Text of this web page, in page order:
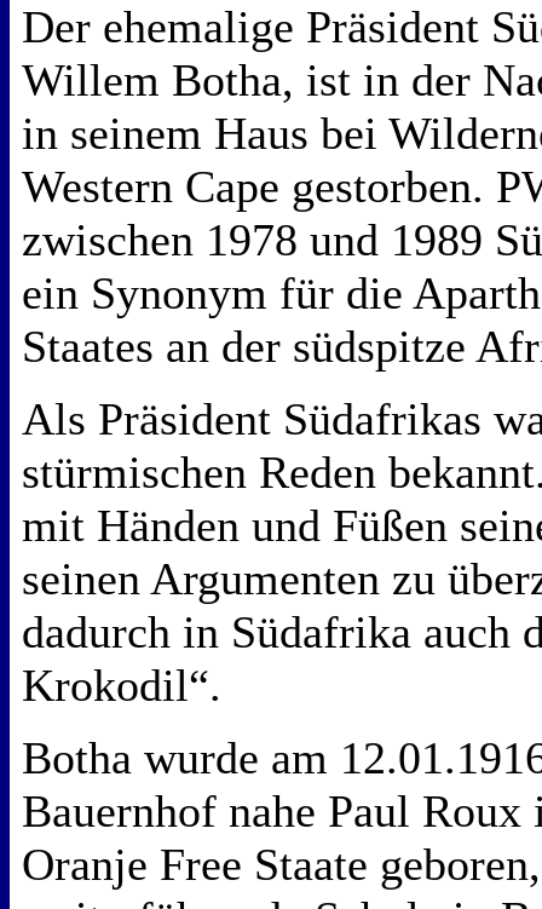
Der ehemalige Präsident
Willem Botha, ist in der
in seinem Haus bei
Western Cape gestorben.
zwischen 1978 und 1989
ein Synonym für die
Staates an der südspitze
Als Präsident Südafrikas
stürmischen Reden
mit Händen und Füßen
seinen Argumenten zu
dadurch in Südafrika auch
Krokodil“.
Botha wurde am
Bauernhof nahe Paul
Oranje Free Staate